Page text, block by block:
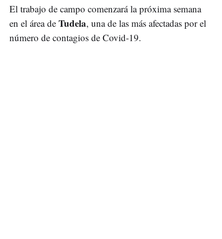
El trabajo de campo comenzará la próxima semana
en el área de Tudela, una de las más afectadas por el
número de contagios de Covid-19.